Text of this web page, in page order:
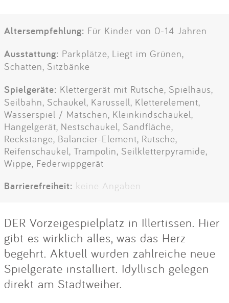
Altersempfehlung: Für Kinder von 0-14 Jahren
Ausstattung: Parkplätze, Liegt im Grünen,
Schatten, Sitzbänke
Spielgeräte: Klettergerät mit Rutsche, Spielhaus,
Seilbahn, Schaukel, Karussell, Kletterelement,
Wasserspiel / Matschen, Kleinkindschaukel,
Hangelgerät, Nestschaukel, Sandfläche,
Reckstange, Balancier-Element, Rutsche,
Reifenschaukel, Trampolin, Seilkletterpyramide,
Wippe, Federwippgerät
Barrierefreiheit: keine Angaben
DER Vorzeigespielplatz in Illertissen. Hier
gibt es wirklich alles, was das Herz
begehrt. Aktuell wurden zahlreiche neue
Spielgeräte installiert. Idyllisch gelegen
direkt am Stadtweiher.